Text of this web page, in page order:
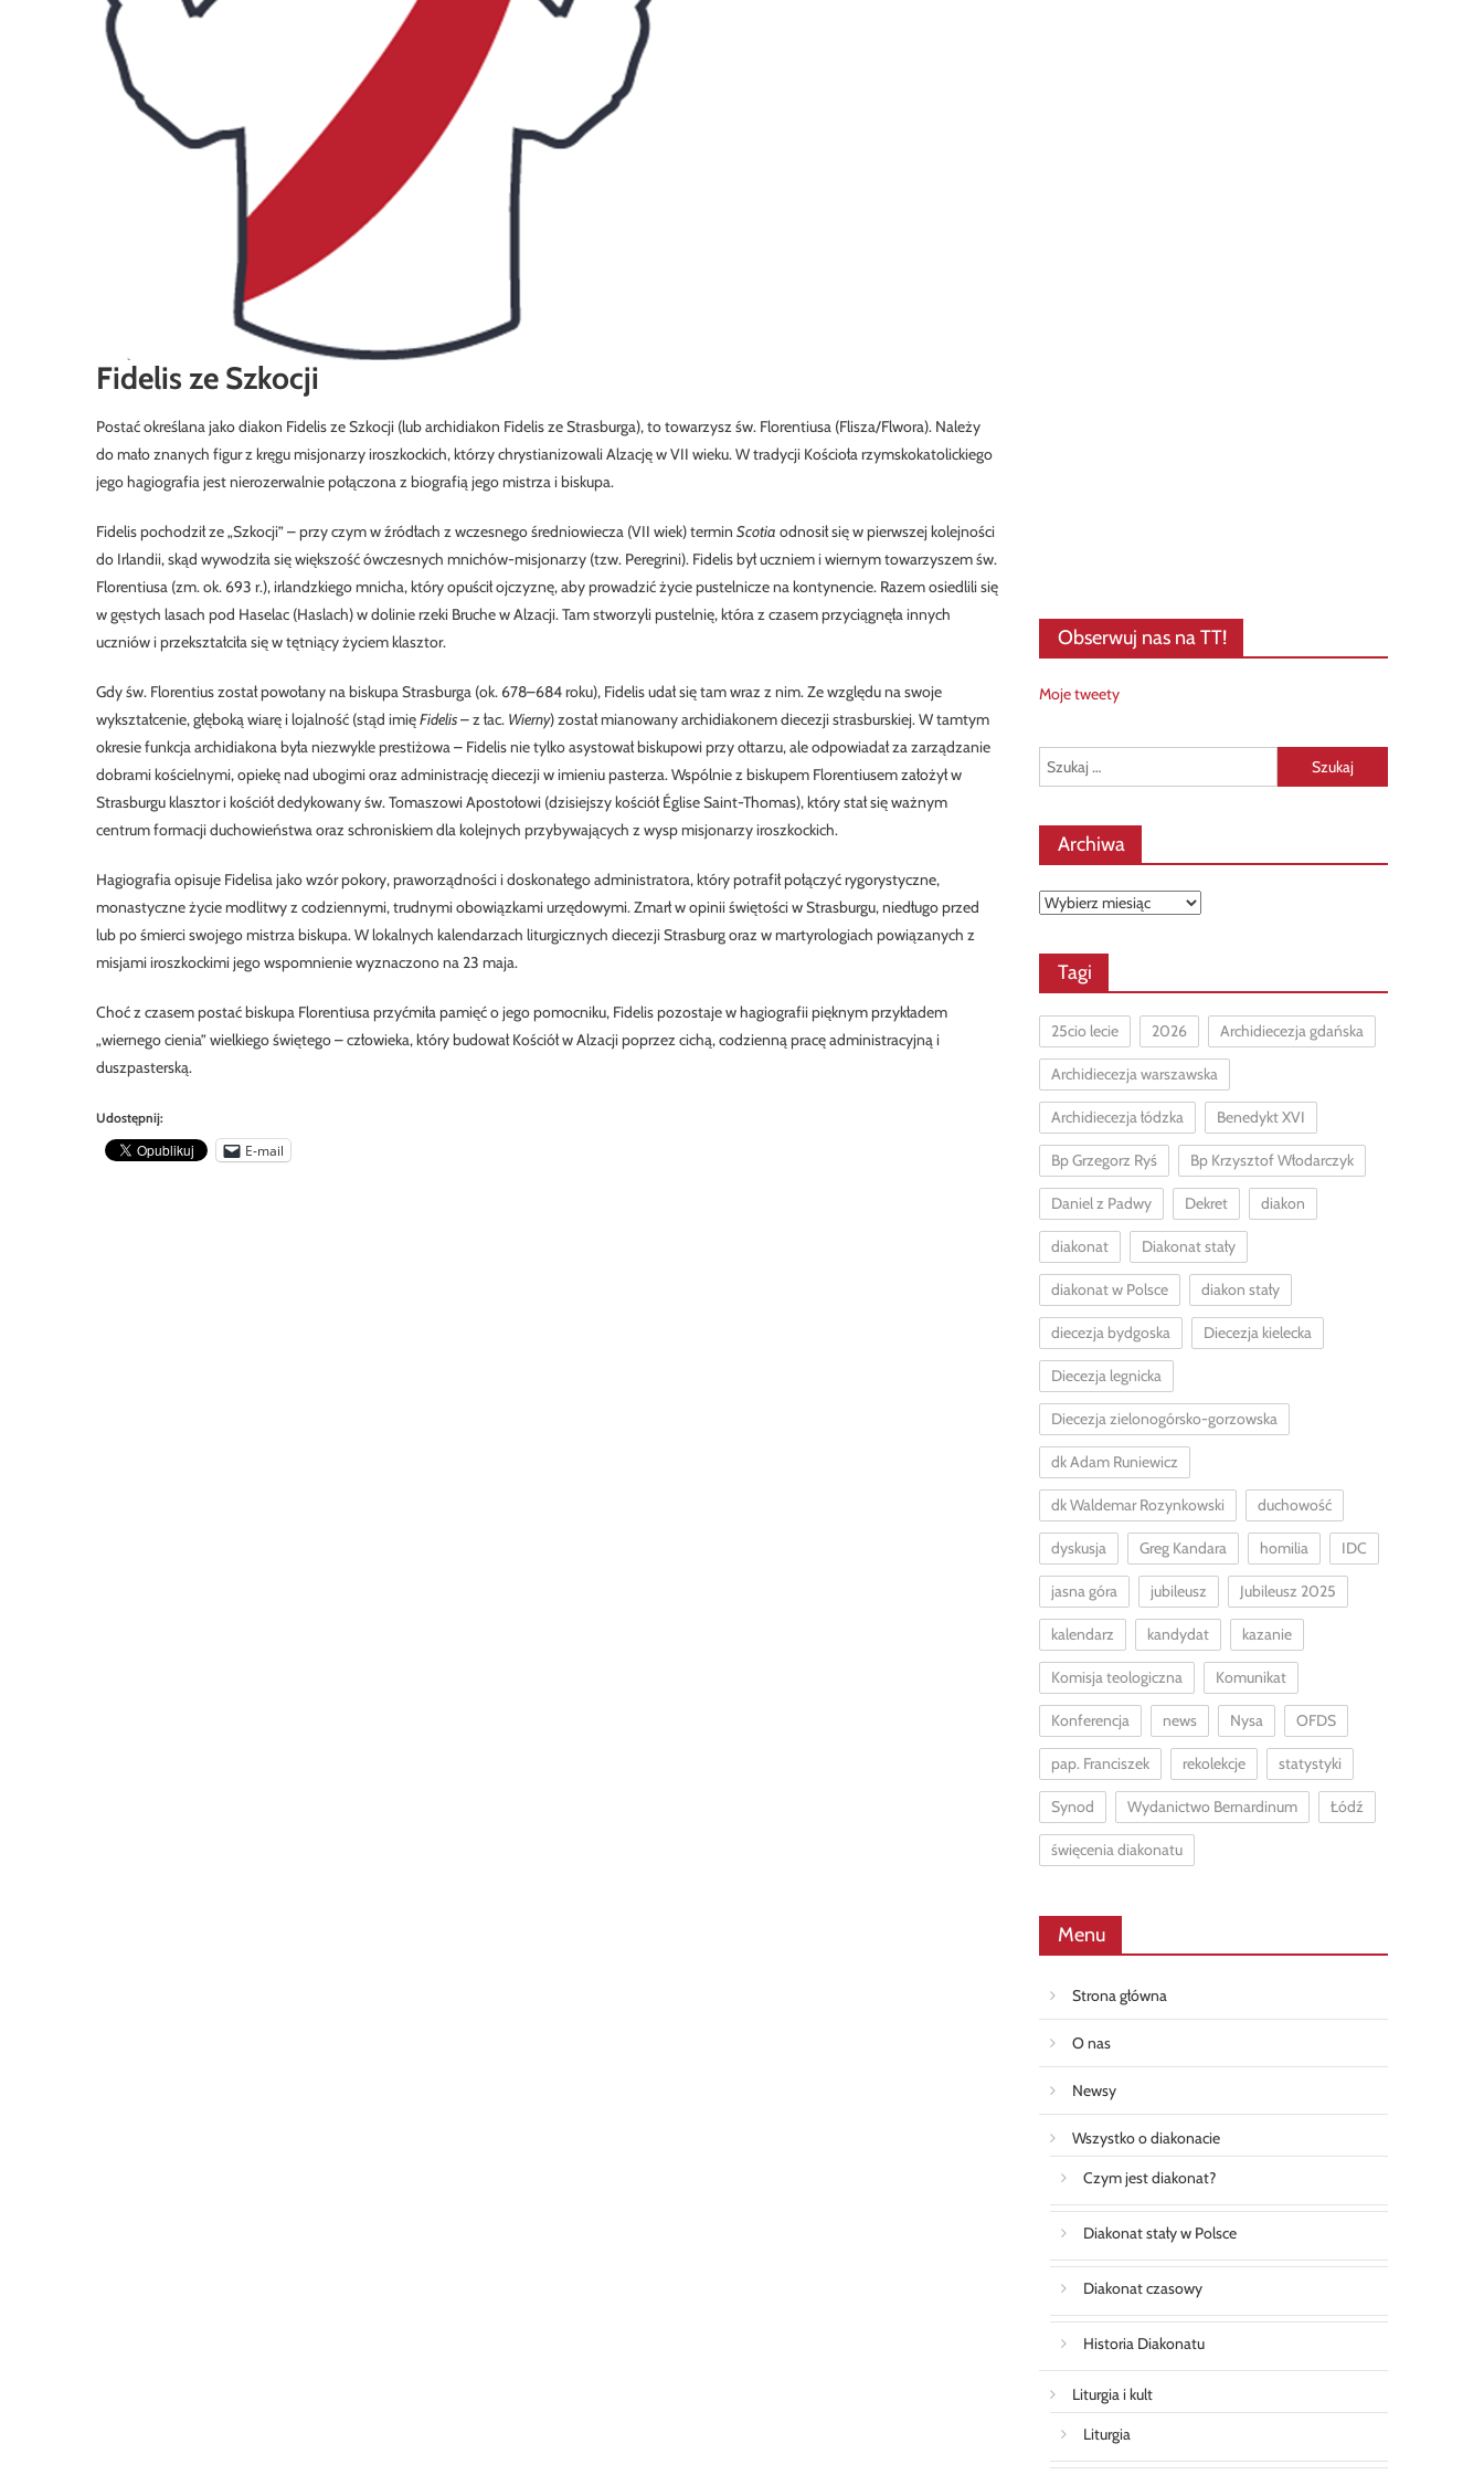
Fidelis ze Szkocji
Postać określana jako diakon Fidelis ze Szkocji (lub archidiakon Fidelis ze Strasburga), to towarzysz św. Florentiusa (Flisza/Flwora). Należy
do mało znanych figur z kręgu misjonarzy iroszkockich, którzy chrystianizowali Alzację w VII wieku. W tradycji Kościoła rzymskokatolickiego
jego hagiografia jest nierozerwalnie połączona z biografią jego mistrza i biskupa.
Fidelis pochodził ze „Szkocji” – przy czym w źródłach z wczesnego średniowiecza (VII wiek) termin Scotia odnosił się w pierwszej kolejności
do Irlandii, skąd wywodziła się większość ówczesnych mnichów-misjonarzy (tzw. Peregrini). Fidelis był uczniem i wiernym towarzyszem św.
Florentiusa (zm. ok. 693 r.), irlandzkiego mnicha, który opuścił ojczyznę, aby prowadzić życie pustelnicze na kontynencie. Razem osiedlili się
w gęstych lasach pod Haselac (Haslach) w dolinie rzeki Bruche w Alzacji. Tam stworzyli pustelnię, która z czasem przyciągnęła innych
uczniów i przekształciła się w tętniący życiem klasztor.
Gdy św. Florentius został powołany na biskupa Strasburga (ok. 678–684 roku), Fidelis udał się tam wraz z nim. Ze względu na swoje
wykształcenie, głęboką wiarę i lojalność (stąd imięFidelis– z łac. Wierny) został mianowany archidiakonem diecezji strasburskiej. W tamtym
okresie funkcja archidiakona była niezwykle prestiżowa – Fidelis nie tylko asystował biskupowi przy ołtarzu, ale odpowiadał za zarządzanie
dobrami kościelnymi, opiekę nad ubogimi oraz administrację diecezji w imieniu pasterza. Wspólnie z biskupem Florentiusem założył w
Strasburgu klasztor i kościół dedykowany św. Tomaszowi Apostołowi (dzisiejszy kościół Église Saint-Thomas), który stał się ważnym
centrum formacji duchowieństwa oraz schroniskiem dla kolejnych przybywających z wysp misjonarzy iroszkockich.
Hagiografia opisuje Fidelisa jako wzór pokory, praworządności i doskonałego administratora, który potrafił połączyć rygorystyczne,
monastyczne życie modlitwy z codziennymi, trudnymi obowiązkami urzędowymi. Zmarł w opinii świętości w Strasburgu, niedługo przed
lub po śmierci swojego mistrza biskupa. W lokalnych kalendarzach liturgicznych diecezji Strasburg oraz w martyrologiach powiązanych z
misjami iroszkockimi jego wspomnienie wyznaczono na 23 maja.
Choć z czasem postać biskupa Florentiusa przyćmiła pamięć o jego pomocniku, Fidelis pozostaje w hagiografii pięknym przykładem
„wiernego cienia” wielkiego świętego – człowieka, który budował Kościół w Alzacji poprzez cichą, codzienną pracę administracyjną i
duszpasterską.
Udostępnij:
E-mail
Obserwuj nas na TT!
Moje tweety
Szukaj:
Archiwa
Archiwa
Tagi
25cio lecie 2026 Archidiecezja gdańska
Archidiecezja warszawska
Archidiecezja łódzka Benedykt XVI
Bp Grzegorz Ryś Bp Krzysztof Włodarczyk
Daniel z Padwy Dekret diakon
diakonat Diakonat stały
diakonat w Polsce diakon stały
diecezja bydgoska Diecezja kielecka
Diecezja legnicka
Diecezja zielonogórsko-gorzowska
dk Adam Runiewicz
dk Waldemar Rozynkowski duchowość
dyskusja Greg Kandara homilia IDC
jasna góra jubileusz Jubileusz 2025
kalendarz kandydat kazanie
Komisja teologiczna Komunikat
Konferencja news Nysa OFDS
pap. Franciszek rekolekcje statystyki
Synod Wydanictwo Bernardinum Łódź
święcenia diakonatu
Menu
Strona główna
O nas
Newsy
Wszystko o diakonacie
Czym jest diakonat?
Diakonat stały w Polsce
Diakonat czasowy
Historia Diakonatu
Liturgia i kult
Liturgia